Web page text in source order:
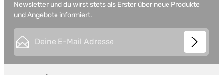
Newsletter und du wirst stets als Erster über neue Produkte
und Angebote informiert.
Datenschutz